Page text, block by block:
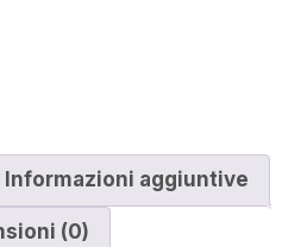
Informazioni aggiuntive
(0)